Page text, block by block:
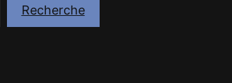
Recherche